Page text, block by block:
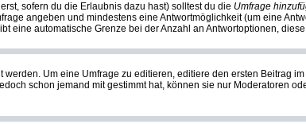
sofern du die Erlaubnis dazu hast) solltest du die Umfrage
angeben und mindestens eine Antwortmöglichkeit (um eine
eine automatische Grenze bei der Anzahl an Antwortoptionen,
Um eine Umfrage zu editieren, editiere den ersten Beitrag
schon jemand mit gestimmt hat, können sie nur Moderatoren